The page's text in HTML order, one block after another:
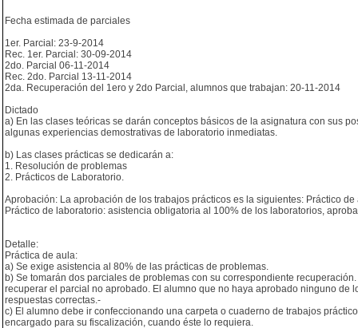
Fecha estimada de parciales
1er. Parcial: 23-9-2014
Rec. 1er. Parcial: 30-09-2014
2do. Parcial 06-11-2014
Rec. 2do. Parcial 13-11-2014
2da. Recuperación del 1ero y 2do Parcial, alumnos que trabajan: 20-11-2014
Dictado
a) En las clases teóricas se darán conceptos básicos de la asignatura con sus
algunas experiencias demostrativas de laboratorio inmediatas.
b) Las clases prácticas se dedicarán a:
1. Resolución de problemas
2. Prácticos de Laboratorio.
Aprobación: La aprobación de los trabajos prácticos es la siguientes: Práctico
Práctico de laboratorio: asistencia obligatoria al 100% de los laboratorios,
Detalle:
Práctica de aula:
a) Se exige asistencia al 80% de las prácticas de problemas.
b) Se tomarán dos parciales de problemas con su correspondiente
recuperar el parcial no aprobado. El alumno que no haya aprobado ninguno
respuestas correctas.-
c) El alumno debe ir confeccionando una carpeta o cuaderno de trabajos
encargado para su fiscalización, cuando éste lo requiera.